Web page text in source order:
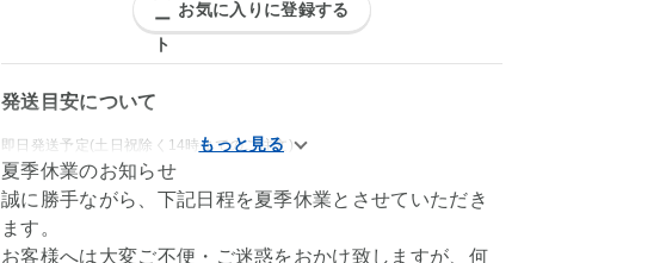
お気に入りに登録する
発送目安について
即日発送予定(土日祝除く14時までのご注文)
夏季休業のお知らせ
誠に勝手ながら、下記日程を夏季休業とさせていただき
ます。
お客様へは大変ご不便・ご迷惑をおかけ致しますが、何